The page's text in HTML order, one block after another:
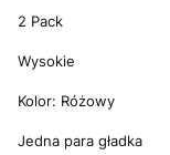
2 Pack
Wysokie
Kolor: Różowy
Jedna para gładka